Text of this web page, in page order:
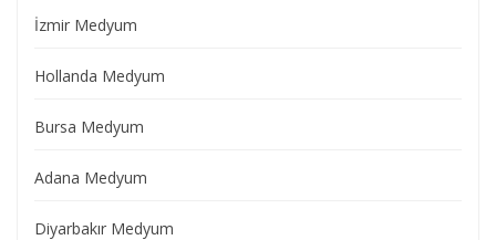
İzmir Medyum
Hollanda Medyum
Bursa Medyum
Adana Medyum
Diyarbakır Medyum